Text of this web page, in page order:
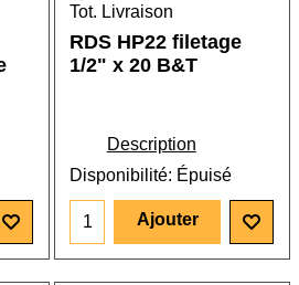
Tot. Livraison
RDS HP22 filetage
1/2" x 20 B&T
Description
Disponibilité: Épuisé
Ajouter